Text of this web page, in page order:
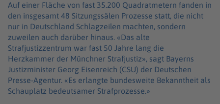
Auf einer Fläche von fast 35.200 Quadratmetern fanden in
den insgesamt 48 Sitzungssälen Prozesse statt, die nicht
nur in Deutschland Schlagzeilen machten, sondern
zuweilen auch darüber hinaus. «Das alte
Strafjustizzentrum war fast 50 Jahre lang die
Herzkammer der Münchner Strafjustiz», sagt Bayerns
Justizminister Georg Eisenreich (CSU) der Deutschen
Presse-Agentur. «Es erlangte bundesweite Bekanntheit als
Schauplatz bedeutsamer Strafprozesse.»